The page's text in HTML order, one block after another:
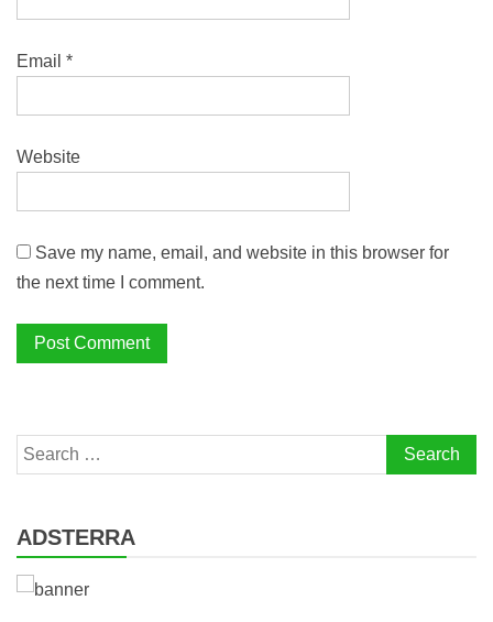
Email *
Website
Save my name, email, and website in this browser for
the next time I comment.
Search
for:
ADSTERRA